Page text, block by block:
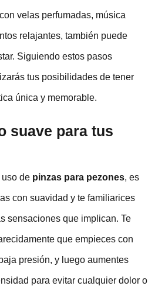
velas perfumadas, música
relajantes, también puede
Siguiendo estos pasos
tus posibilidades de tener
única y memorable.
suave para tus
uso de pinzas para pezones, es
con suavidad y te familiarices
sensaciones que implican. Te
que empieces con
presión, y luego aumentes
para evitar cualquier dolor o